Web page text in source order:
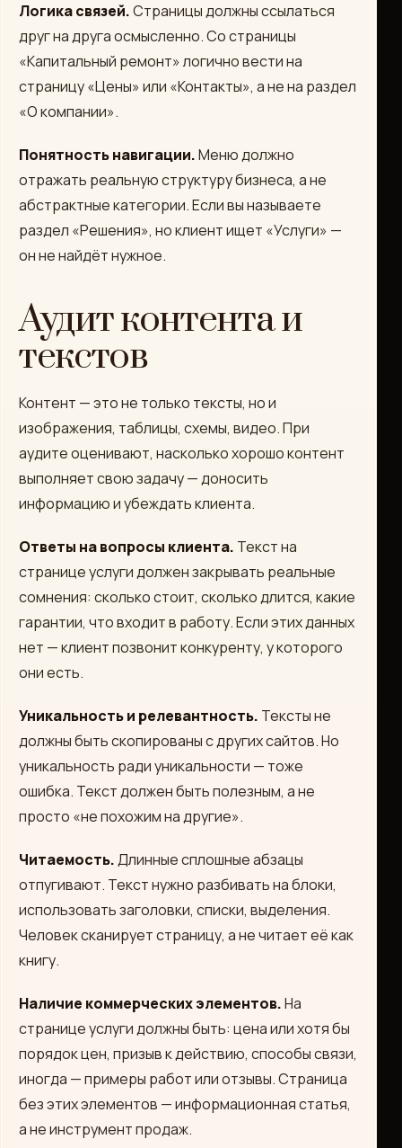
Логика связей.Страницы должны ссылаться
друг на друга осмысленно. Со страницы
«Капитальный ремонт» логично вести на
страницу «Цены» или «Контакты», а не на раздел
«О компании».
Понятность навигации.Меню должно
отражать реальную структуру бизнеса, а не
абстрактные категории. Если вы называете
раздел «Решения», но клиент ищет «Услуги» —
он не найдёт нужное.
Аудит контента и
текстов
Контент — это не только тексты, но и
изображения, таблицы, схемы, видео. При
аудите оценивают, насколько хорошо контент
выполняет свою задачу — доносить
информацию и убеждать клиента.
Ответы на вопросы клиента. Текст на
странице услуги должен закрывать реальные
сомнения: сколько стоит, сколько длится, какие
гарантии, что входит в работу. Если этих данных
нет — клиент позвонит конкуренту, у которого
они есть.
Уникальность и релевантность. Тексты не
должны быть скопированы с других сайтов. Но
уникальность ради уникальности — тоже
ошибка. Текст должен быть полезным, а не
просто «не похожим на другие».
Читаемость.Длинные сплошные абзацы
отпугивают. Текст нужно разбивать на блоки,
использовать заголовки, списки, выделения.
Человек сканирует страницу, а не читает её как
книгу.
Наличие коммерческих элементов.На
странице услуги должны быть: цена или хотя бы
порядок цен, призыв к действию, способы связи,
иногда — примеры работ или отзывы. Страница
без этих элементов — информационная статья,
а не инструмент продаж.